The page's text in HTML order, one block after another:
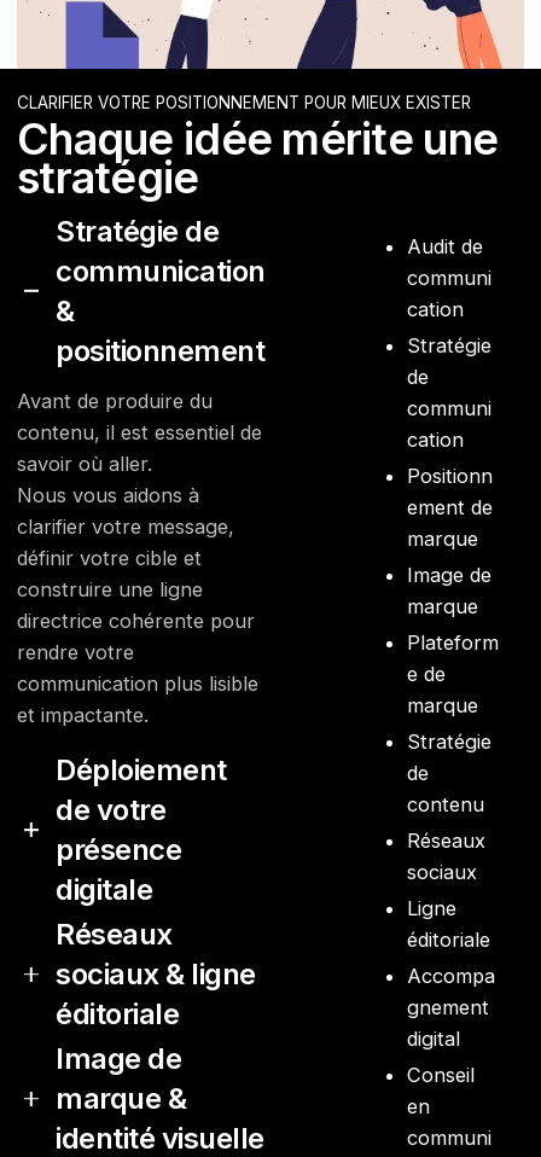
CLARIFIER VOTRE POSITIONNEMENT POUR MIEUX EXISTER
Chaque idée mérite une
stratégie
Stratégie de
communication
&
positionnement
Avant de produire du
contenu, il est essentiel de
savoir où aller.
Nous vous aidons à
clarifier votre message,
définir votre cible et
construire une ligne
directrice cohérente pour
rendre votre
communication plus lisible
et impactante.
Déploiement
de votre
présence
digitale
Nous mettons en place
une stratégie adaptée à
vos supports : site web,
campagnes. L’objectif est
de renforcer votre
visibilité avec des actions
Réseaux
sociaux & ligne
éditoriale
Nous vous
accompagnons dans la
structuration de vos
Image de
marque &
identité visuelle
Audit de
communi
cation
Stratégie
de
communi
cation
Positionn
ement de
marque
Image de
marque
Plateform
e de
marque
Stratégie
de
contenu
Réseaux
sociaux
Ligne
éditoriale
Accompa
gnement
digital
Conseil
en
communi